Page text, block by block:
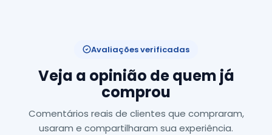
Avaliações verificadas
Veja a opinião de quem já
comprou
Comentários reais de clientes que compraram,
usaram e compartilharam sua experiência.